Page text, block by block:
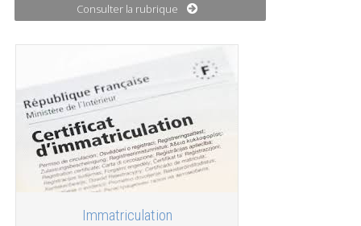
Consulter la rubrique
Immatriculation